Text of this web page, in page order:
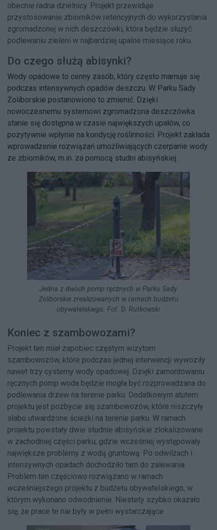
obecnie radna dzielnicy. Projekt przewiduje
przystosowanie zbiorników retencyjnych do wykorzystania
zgromadzonej w nich deszczówki, która będzie służyć
podlewaniu zieleni w najbardziej upalne miesiące roku.
Do czego służą abisynki?
Wody opadowe to cenny zasób, który często marnuje się
podczas intensywnych opadów deszczu. W Parku Sady
Żoliborskie postanowiono to zmienić. Dzięki
nowoczesnemu systemowi zgromadzona deszczówka
stanie się dostępna w czasie największych upałów, co
pozytywnie wpłynie na kondycję roślinności. Projekt zakłada
wprowadzenie rozwiązań umożliwiających czerpanie wody
ze zbiorników, m.in. za pomocą studni abisyńskiej.
Jedna z dwóch pomp ręcznych w Parku Sady
Żoliborskie zrealizowanych w ramach budżetu
obywatelskiego. Fot. D. Rutkowski
Koniec z szambowozami?
Projekt ten miał zapobiec częstym wizytom
szambowozów, które podczas jednej interwencji wywoziły
nawet trzy cysterny wody opadowej. Dzięki zamontowaniu
ręcznych pomp woda będzie mogła być rozprowadzana do
podlewania drzew na terenie parku. Dodatkowym atutem
projektu jest pozbycie się szambowozów, które niszczyły
słabo utwardzone ścieżki na terenie parku. W ramach
projektu powstały dwie studnie abisyńskie zlokalizowane
w zachodniej części parku, gdzie wcześniej występowały
największe problemy z wodą gruntową. Po odwilżach i
intensywnych opadach dochodziło tam do zalewania.
Problem ten częściowo rozwiązano w ramach
wcześniejszego projektu z budżetu obywatelskiego, w
którym wykonano odwodnienie. Niestety szybko okazało
się, że prace te nie były w pełni wystarczające.